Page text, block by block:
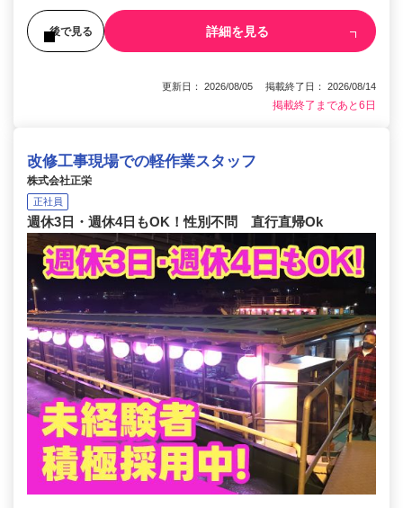
後で見る 詳細を見る
更新日： 2026/08/05 掲載終了日： 2026/08/14
掲載終了まであと6日
改修工事現場での軽作業スタッフ
株式会社正栄
正社員
週休3日・週休4日もOK！性別不問 直行直帰Ok